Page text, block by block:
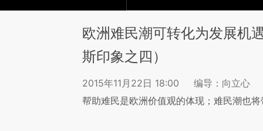
欧洲难民潮可转化为发展机
斯印象之四）
2015年11月22日 18:00
编导：向立心
帮助难民是欧洲价值观的体现；难民潮也